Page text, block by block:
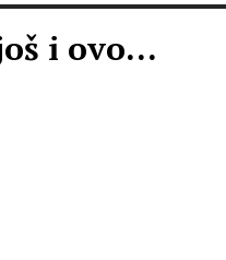
i ovo...